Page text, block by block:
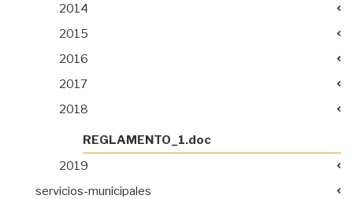
2014
2015
2016
2017
2018
REGLAMENTO_1.doc
2019
servicios-municipales